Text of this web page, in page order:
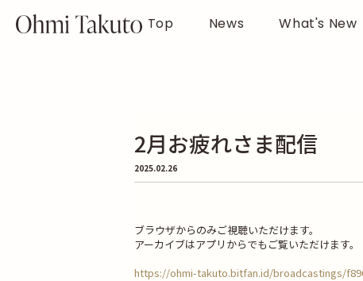
Top News What's New
2月お疲れさま配信
2025.02.26
ブラウザからのみご視聴いただけます。
アーカイブはアプリからでもご覧いただけます。
https://ohmi-takuto.bitfan.id/broadcastings/